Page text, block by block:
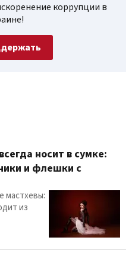
коррупции в
носит в сумке:
и флешки с
мастхевы:
из